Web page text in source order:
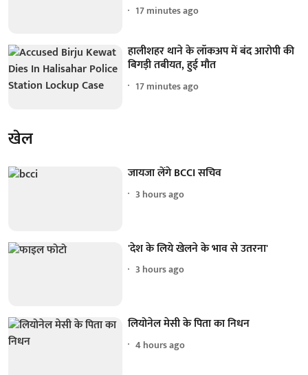
17 minutes ago
हालीशहर थाने के लॉकअप में बंद आरोपी की
बिगड़ी तबीयत, हुई मौत
17 minutes ago
खेल
जायजा लेंगे BCCI सचिव
3 hours ago
'देश के लिये खेलने के भाव से उतरना'
3 hours ago
लियोनेल मेसी के पिता का निधन
4 hours ago